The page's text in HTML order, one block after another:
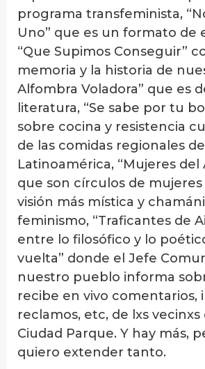
programa transfeminista,
Uno” que es un formato de
“Que Supimos Conseguir”
memoria y la historia de
Alfombra Voladora” que es
literatura, “Se sabe por tu
sobre cocina y resistencia
de las comidas regionales de
Latinoamérica, “Mujeres del
que son círculos de
visión más mística y
feminismo, “Traficantes de
entre lo filosófico y lo
vuelta” donde el Jefe
nuestro pueblo informa
recibe en vivo comentarios,
reclamos, etc, de lxs vecinxs
Ciudad Parque. Y hay más,
quiero extender tanto.